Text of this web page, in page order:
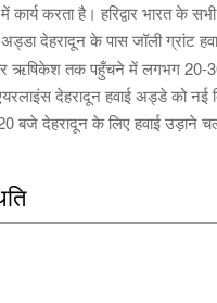
करता है। हरिद्वार भारत के
देहरादून के पास जॉली ग्रांट
ऋषिकेश तक पहुँचने में लगभग 20-
देहरादून हवाई अड्डे को
बजे देहरादून के लिए हवाई